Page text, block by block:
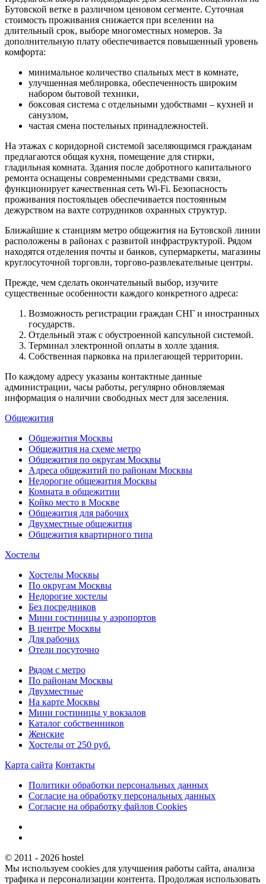
Бутовской ветке в различном ценовом сегменте. Суточная
стоимость проживания снижается при вселении на
длительный срок, выборе многоместных номеров. За
дополнительную плату обеспечивается повышенный уровень
комфорта:
минимальное количество спальных мест в комнате,
улучшенная меблировка, обеспеченность широким
набором бытовой техники,
боксовая система с отдельными удобствами – кухней и
санузлом,
частая смена постельных принадлежностей.
На этажах с коридорной системой заселяющимся гражданам
предлагаются общая кухня, помещение для стирки,
гладильная комната. Здания после добротного капитального
ремонта оснащены современными средствами связи,
функционирует качественная сеть Wi-Fi. Безопасность
проживания постояльцев обеспечивается постоянным
дежурством на вахте сотрудников охранных структур.
Ближайшие к станциям метро общежития на Бутовской линии
расположены в районах с развитой инфраструктурой. Рядом
находятся отделения почты и банков, супермаркеты, магазины
круглосуточной торговли, торгово-развлекательные центры.
Прежде, чем сделать окончательный выбор, изучите
существенные особенности каждого конкретного адреса:
Возможность регистрации граждан СНГ и иностранных
государств.
Отдельный этаж с обустроенной капсульной системой.
Терминал электронной оплаты в холле здания.
Собственная парковка на прилегающей территории.
По каждому адресу указаны контактные данные
администрации, часы работы, регулярно обновляемая
информация о наличии свободных мест для заселения.
Общежития
Общежития Москвы
Общежития на схеме метро
Общежития по округам Москвы
Адреса общежитий по районам Москвы
Недорогие общежития Москвы
Комната в общежитии
Койко место в Москве
Общежития для рабочих
Двухместные общежития
Общежития квартирного типа
Хостелы
Хостелы Москвы
По округам Москвы
Недорогие хостелы
Без посредников
Мини гостиницы у аэропортов
В центре Москвы
Для рабочих
Отели посуточно
Рядом с метро
По районам Москвы
Двухместные
На карте Москвы
Мини гостиницы у вокзалов
Каталог собственников
Женские
Хостелы от 250 руб.
Карта сайта Контакты
Политики обработки персональных данных
Согласие на обработку персональных данных
Согласие на обработку файлов Cookies
© 2011 - 2026 hostel
Мы используем cookies для улучшения работы сайта, анализа
трафика и персонализации контента. Продолжая использовать